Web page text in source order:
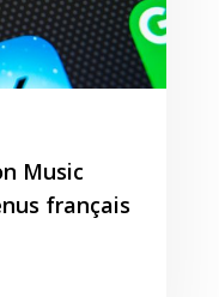
Music
français